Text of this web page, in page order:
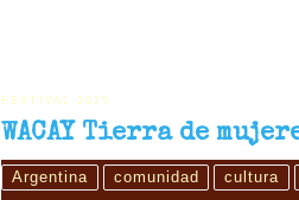
FESTIVAL 2025
WACAY Tierra de
Argentina comunidad cultura